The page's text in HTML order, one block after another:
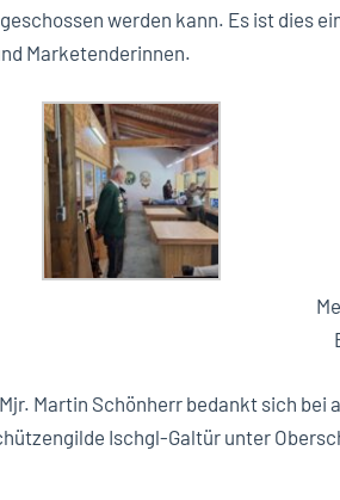
geschossen werden kann. Es ist dies
Marketenderinnen.
Martin Schönherr bedankt sich bei
Ischgl-Galtür unter